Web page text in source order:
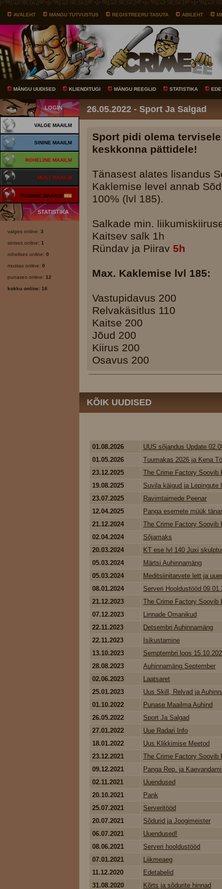
AVALEHT MÄNGU TUTVUSTUS REGISTREERU TASUTA ABILEHT
MÄNGU UUDISED KLIENDITUGI MÄNGU REEGLID STATISTIKA
LOGIN
VALGE MAAILM
SININE MAAILM
ROHELINE MAAILM
MUST MAAILM
PUNANE MAAILM
STATISTIKA
valges online: 3
sinises online: 1
rohelises online: 0
mustas online: 0
punases online: 12
kokku online: 16
26.05.2022 - Sport Ja Salgad
Sport pidi olema
keskkonna pättidele!
Tänasest alates lisandus
Kaklemise level annab
100% (lvl 185).
Salkade min.
Kaitsev salk 1h
Ründav ja Piirav 5h
Max. Kaklemise lvl 185:
Vastupidavus 200
Relvakäsitlus 110
Kaitse 200
Jõud 200
Kiirus 200
Osavus 200
KÕIK UUDISED
01.08.2026
UUS sõjandus Update
01.05.2026
Tuumakas 2026 ja Kena
23.12.2025
The Crime Factory Soovib
19.08.2025
Suvila käigud ja Lepingute
23.07.2025
Ravimtaimede Peenar
12.04.2025
Panga esemete müük
21.12.2024
The Crime Factory Soovib
02.04.2024
Sõjamaks
20.03.2024
KT ese lvl 140 Juxi
05.03.2024
Märtsi Auhinnamäng
05.03.2024
Meditsiinitarvete lett ja
08.01.2024
Serveri Hooldustööd
21.12.2023
The Crime Factory Soovib
07.12.2023
Linnade Omanikud
22.11.2023
Detsembri Auhinnamäng
22.11.2023
Isikustamine
13.10.2023
Semptembri loos
28.08.2023
Auhinnamäng September
02.06.2023
Laatsaret
25.01.2023
Uus Skill, Relvad ja
01.10.2022
Punase Maailma Auhind
26.05.2022
Sport Ja Salgad
27.01.2022
Uue Radari Info
18.01.2022
Uus Klikkimise Meetod
23.12.2021
The Crime Factory Soovib
09.12.2021
Panga Rep. ja
02.11.2021
Uuendused
20.10.2021
Pank
25.07.2021
Serveritööd
20.07.2021
Sõdurid ja Joogimeister
06.07.2021
Uuendused!
08.06.2021
Serveri hooldustööd
07.01.2021
Liikmeaeg
11.12.2020
Edetabelid
31.08.2020
Kõrts ja sõdurite hinnad